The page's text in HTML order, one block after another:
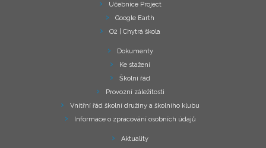
Učebnice Project
Google Earth
O2 | Chytrá škola
Dokumenty
Ke stažení
Školní řád
Provozní záležitosti
Vnitřní řád školní družiny a školního klubu
Informace o zpracování osobních údajů
Aktuality